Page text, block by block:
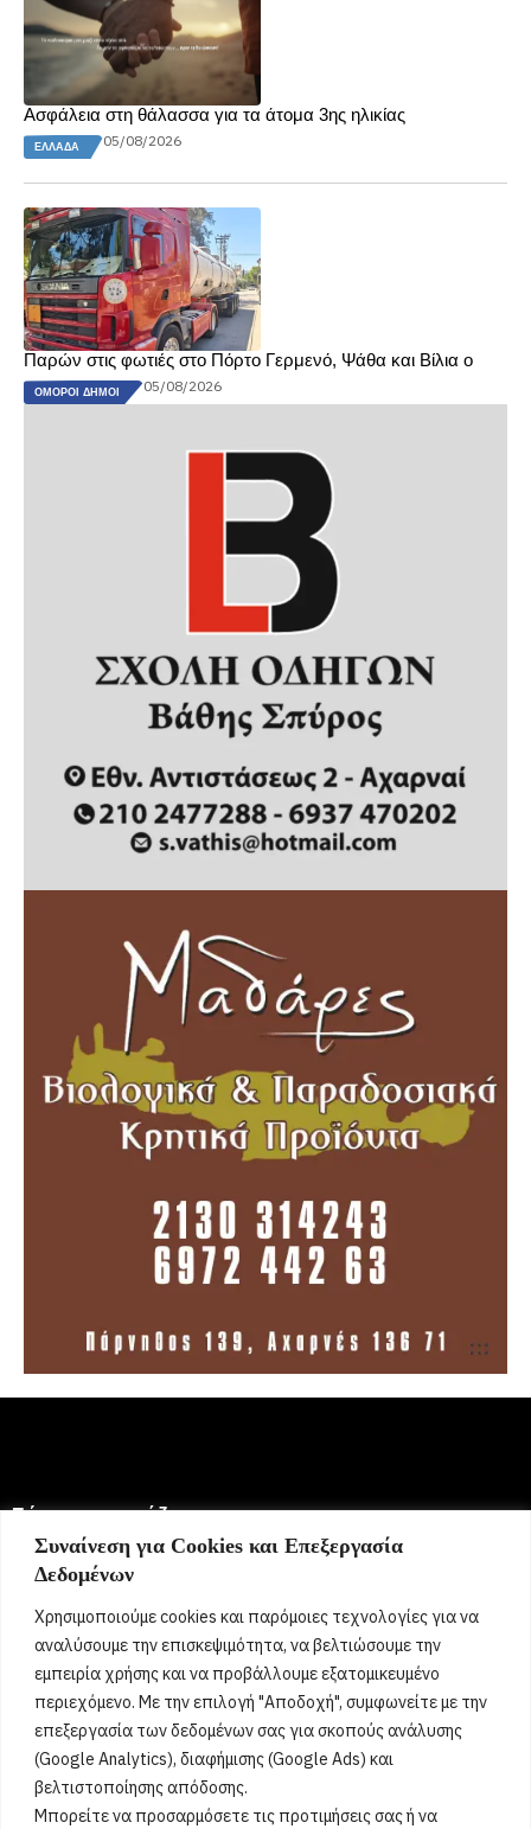
Συναίνεση για Cookies και Επεξεργασία
Δεδομένων
Χρησιμοποιούμε cookies και παρόμοιες τεχνολογίες για να
αναλύσουμε την επισκεψιμότητα, να βελτιώσουμε την
εμπειρία χρήσης και να προβάλλουμε εξατομικευμένο
περιεχόμενο. Με την επιλογή "Αποδοχή", συμφωνείτε με την
επεξεργασία των δεδομένων σας για σκοπούς ανάλυσης
(Google Analytics), διαφήμισης (Google Ads) και
βελτιστοποίησης απόδοσης.
Μπορείτε να προσαρμόσετε τις προτιμήσεις σας ή να
Ασφάλεια στη θάλασσα για τα άτομα 3ης ηλικίας
ΕΛΛΆΔΑ 05/08/2026
Παρών στις φωτιές στο Πόρτο Γερμενό, Ψάθα και Βίλια ο
ΌΜΟΡΟΙ ΔΉΜΟΙ 05/08/2026
Σήμερα γιορτάζει:
6 Αυγούστου 2026
Ευμορφία, Έμμυ, Μορφούλα, Μόρφω, Σωτήριος, Σωτήρης,
Σώτος, Σωτηράκης, Σωτηρία, Σωτήρω[...]
Όροι Χρήσης
Πολιτική Ορθής Χρήσης